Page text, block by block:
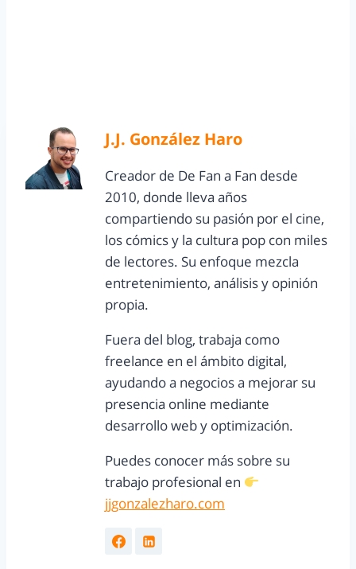
J.J. González Haro
Creador de De Fan a Fan desde
2010, donde lleva años
compartiendo su pasión por el cine,
los cómics y la cultura pop con miles
de lectores. Su enfoque mezcla
entretenimiento, análisis y opinión
propia.
Fuera del blog, trabaja como
freelance en el ámbito digital,
ayudando a negocios a mejorar su
presencia online mediante
desarrollo web y optimización.
Puedes conocer más sobre su
trabajo profesional en
jjgonzalezharo.com